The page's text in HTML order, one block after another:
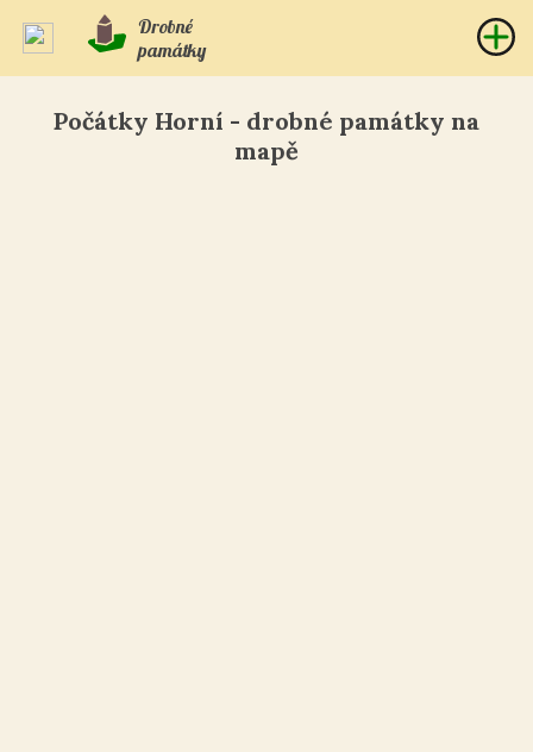
Drobné
památky
Počátky Horní - drobné památky na
mapě